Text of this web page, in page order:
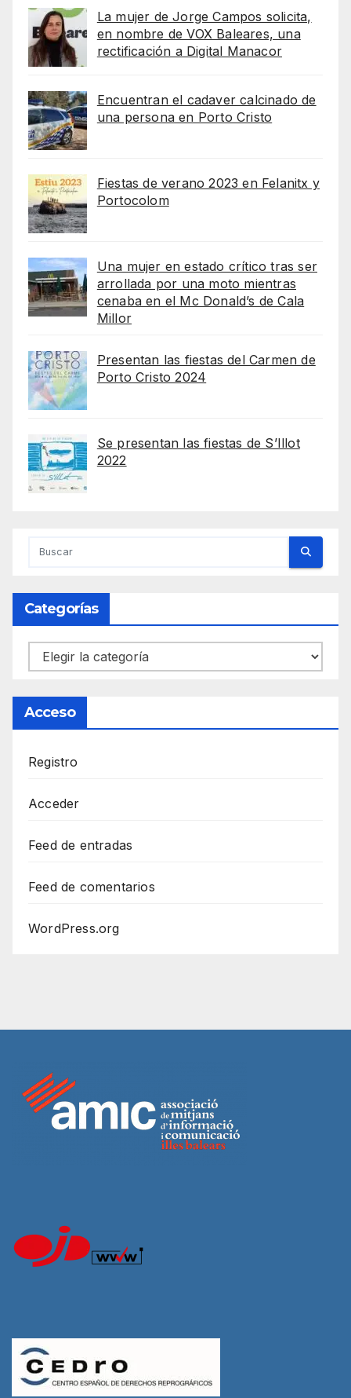
La mujer de Jorge Campos solicita,
en nombre de VOX Baleares, una
rectificación a Digital Manacor
Encuentran el cadaver calcinado de
una persona en Porto Cristo
Fiestas de verano 2023 en Felanitx y
Portocolom
Una mujer en estado crítico tras ser
arrollada por una moto mientras
cenaba en el Mc Donald’s de Cala
Millor
Presentan las fiestas del Carmen de
Porto Cristo 2024
Se presentan las fiestas de S’Illot
2022
Categorías
Categorías
Acceso
Registro
Acceder
Feed de entradas
Feed de comentarios
WordPress.org